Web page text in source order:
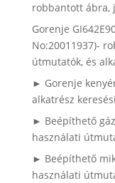
robbantott ábra,
Gorenje
No:20011937)-
útmutatók, és
► Gorenje
alkatrész
► Beépíthető
használati
► Beépíthető
használati